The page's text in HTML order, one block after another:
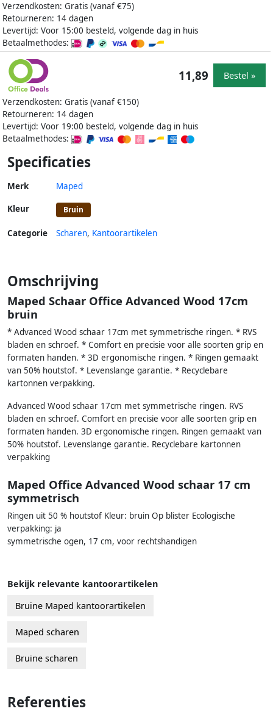
Verzendkosten: Gratis (vanaf €75)
Retourneren: 14 dagen
Levertijd: Voor 15:00 besteld, volgende dag in huis
Betaalmethodes:
Verzendkosten: Gratis (vanaf €150)
Retourneren: 14 dagen
Levertijd: Voor 19:00 besteld, volgende dag in huis
Betaalmethodes:
11,89 Bestel »
Specificaties
Merk Maped
Kleur Bruin
Categorie Scharen, Kantoorartikelen
Omschrijving
Maped Schaar Office Advanced Wood 17cm
bruin
* Advanced Wood schaar 17cm met symmetrische ringen. * RVS
bladen en schroef. * Comfort en precisie voor alle soorten grip en
formaten handen. * 3D ergonomische ringen. * Ringen gemaakt
van 50% houtstof. * Levenslange garantie. * Recyclebare
kartonnen verpakking.
Advanced Wood schaar 17cm met symmetrische ringen. RVS
bladen en schroef. Comfort en precisie voor alle soorten grip en
formaten handen. 3D ergonomische ringen. Ringen gemaakt van
50% houtstof. Levenslange garantie. Recyclebare kartonnen
verpakking
Maped Office Advanced Wood schaar 17 cm
symmetrisch
Ringen uit 50 % houtstof Kleur: bruin Op blister Ecologische
verpakking: ja
symmetrische ogen, 17 cm, voor rechtshandigen
Bekijk relevante kantoorartikelen
Bruine Maped kantoorartikelen
Maped scharen
Bruine scharen
Referenties